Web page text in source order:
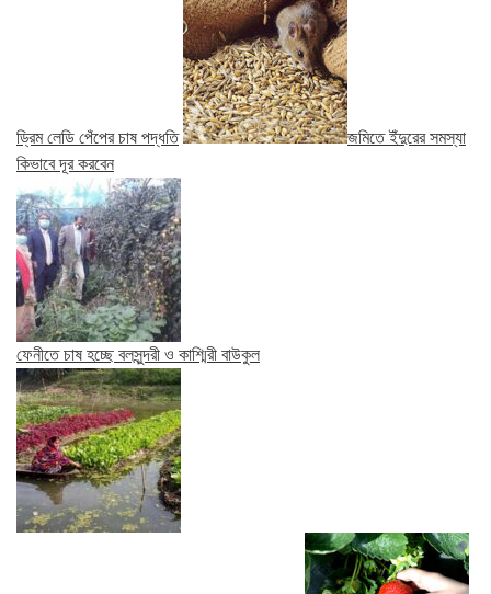
ড্রিম লেডি পেঁপের চাষ পদ্ধতি
জমিতে ইঁদুরের সমস্যা
কিভাবে দূর করবেন
ফেনীতে চাষ হচ্ছে বলসুন্দরী ও কাশ্মিরী বাউকুল